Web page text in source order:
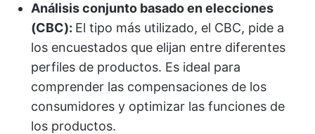
Análisis conjunto basado en elecciones
(CBC): El tipo más utilizado, el CBC, pide a
los encuestados que elijan entre diferentes
perfiles de productos. Es ideal para
comprender las compensaciones de los
consumidores y optimizar las funciones de
los productos.